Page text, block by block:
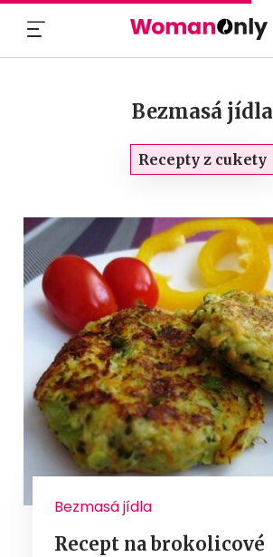
Bezmasá jídla
Recepty z cukety
Bezmasá jídla
Recept na brokolicové